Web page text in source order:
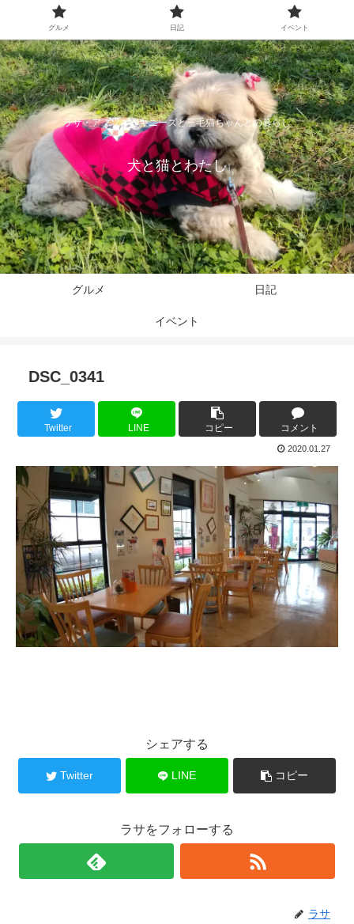
ラサ・アプソとペキニーズと三毛猫ちゃんとの暮らし
犬と猫とわたし
グルメ 日記
イベント
DSC_0341
Twitter LINE コピー コメント
2020.01.27
シェアする
Twitter LINE コピー
ラサをフォローする
ラサ
グルメ 日記 イベント